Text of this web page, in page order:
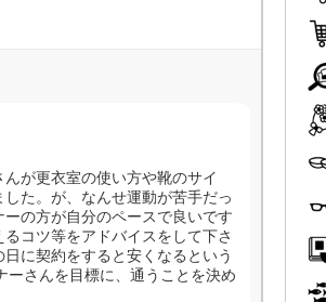
が更衣室の使い方や靴のサイ
た。が、なんせ運動が苦手だっ
の方が自分のペースで良いです
コツ等をアドバイスをして下さ
に契約をすると安くなるという
ーさんを目標に、通うことを決め